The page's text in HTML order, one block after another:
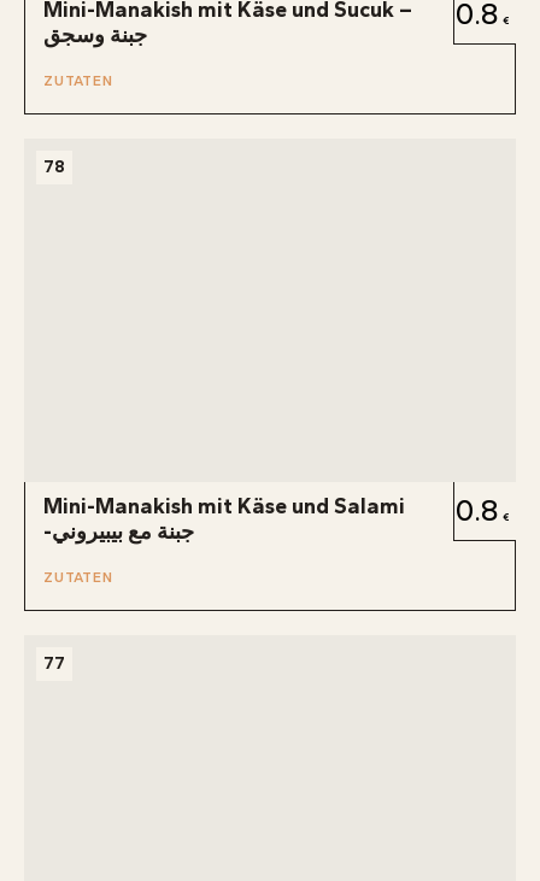
Mini-Manakish mit Käse und Sucuk –
جبنة وسجق
0.8
ZUTATEN
78
Mini-Manakish mit Käse und Salami
-جبنة مع بيبيروني
0.8
ZUTATEN
77